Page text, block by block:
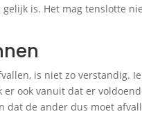
is. Het mag tenslotte
is niet zo verstandig.
ook vanuit dat er
de ander dus moet